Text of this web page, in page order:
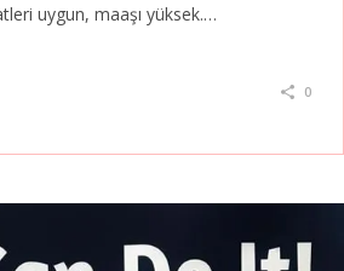
uygun, maaşı yüksek.…
0